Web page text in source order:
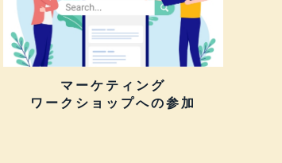
マーケティング
ワークショップへの参加